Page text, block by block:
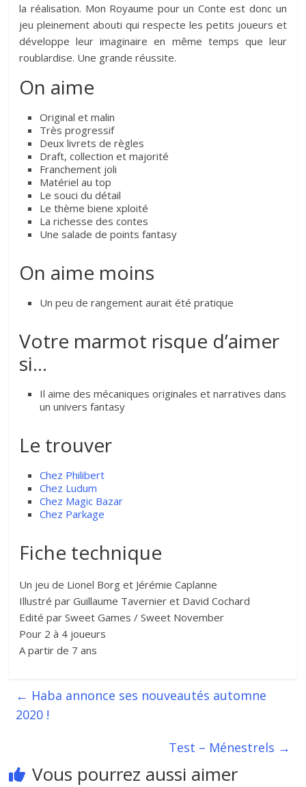
la réalisation. Mon Royaume pour un Conte est donc un
jeu pleinement abouti qui respecte les petits joueurs et
développe leur imaginaire en même temps que leur
roublardise. Une grande réussite.
On aime
Original et malin
Très progressif
Deux livrets de règles
Draft, collection et majorité
Franchement joli
Matériel au top
Le souci du détail
Le thème biene xploité
La richesse des contes
Une salade de points fantasy
On aime moins
Un peu de rangement aurait été pratique
Votre marmot risque d’aimer
si…
Il aime des mécaniques originales et narratives dans
un univers fantasy
Le trouver
Chez Philibert
Chez Ludum
Chez Magic Bazar
Chez Parkage
Fiche technique
Un jeu de Lionel Borg et Jérémie Caplanne
Illustré par Guillaume Tavernier et David Cochard
Edité par Sweet Games / Sweet November
Pour 2 à 4 joueurs
A partir de 7 ans
← Haba annonce ses nouveautés automne
2020 !
Test – Ménestrels →
Vous pourrez aussi aimer